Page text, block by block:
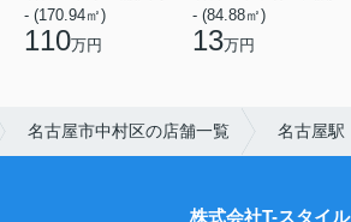
- (170.94㎡)
110万円
- (84.88㎡)
13万円
名古屋市中村区の店舗一覧 名古屋駅
株式会社T-スタイル